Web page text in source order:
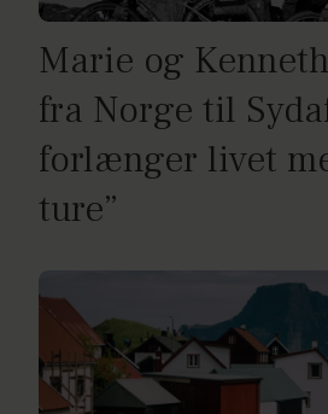
Marie og
fra Norge til
forlænger livet
ture”